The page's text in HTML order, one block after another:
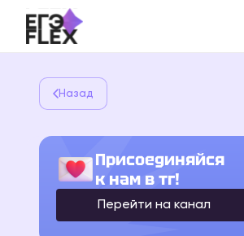
Назад
Присоединяйся
к нам в тг!
Перейти на канал